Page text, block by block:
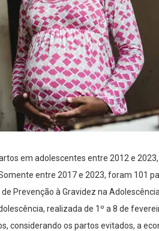
em adolescentes entre 2012 e
entre 2017 e 2023, foram 101
Prevenção à Gravidez na
realizada de 1º a 8 de
considerando os partos evitados, a